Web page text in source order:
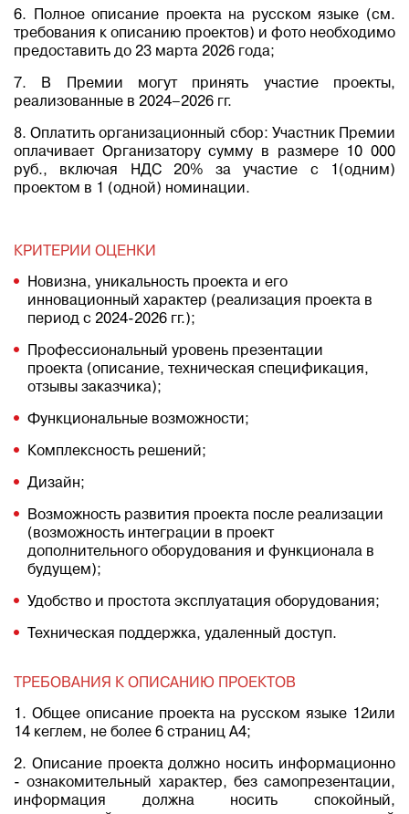
6. Полное описание проекта на русском языке (см.
требования к описанию проектов) и фото необходимо
предоставить до 23 марта 2026 года;
7. В Премии могут принять участие проекты,
реализованные в 2024–2026 гг.
8. Оплатить организационный сбор: Участник Премии
оплачивает Организатору сумму в размере 10 000
руб., включая НДС 20% за участие с 1(одним)
проектом в 1 (одной) номинации.
КРИТЕРИИ ОЦЕНКИ
Новизна, уникальность проекта и его
инновационный характер (реализация проекта в
период с 2024-2026 гг.);
Профессиональный уровень презентации
проекта (описание, техническая спецификация,
отзывы заказчика);
Функциональные возможности;
Комплексность решений;
Дизайн;
Возможность развития проекта после реализации
(возможность интеграции в проект
дополнительного оборудования и функционала в
будущем);
Удобство и простота эксплуатация оборудования;
Техническая поддержка, удаленный доступ.
ТРЕБОВАНИЯ К ОПИСАНИЮ ПРОЕКТОВ
1. Общее описание проекта на русском языке 12или
14 кеглем, не более 6 страниц A4;
2. Описание проекта должно носить информационно
- ознакомительный характер, без самопрезентации,
информация должна носить спокойный,